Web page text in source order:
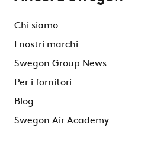
Chi siamo
I nostri marchi
Swegon Group News
Per i fornitori
Blog
Swegon Air Academy